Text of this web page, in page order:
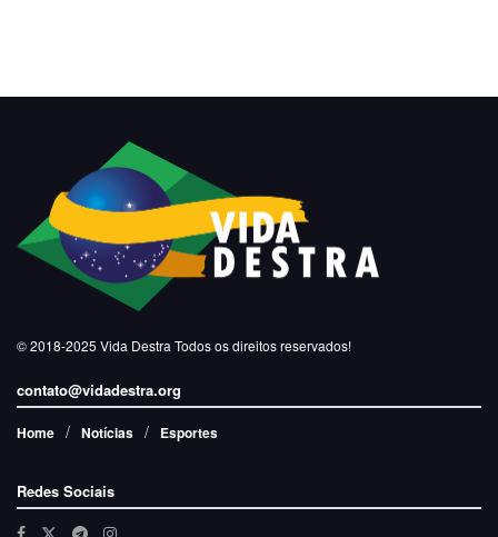
© 2018-2025 Vida Destra Todos os direitos reservados!
contato@vidadestra.org
Home Notícias Esportes
Redes Sociais